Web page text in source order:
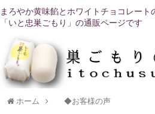
まろやか黄味餡とホワイトチョコレート
「いと忠巣ごもり」の通販ページです
ホーム ◆お客様の声